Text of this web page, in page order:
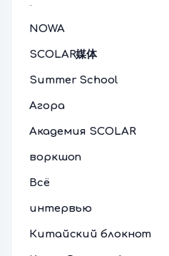
NOWA
SCOLAR媒体
Summer School
Агора
Академия SCOLAR
воркшоп
Всё
интервью
Китайский блокнот